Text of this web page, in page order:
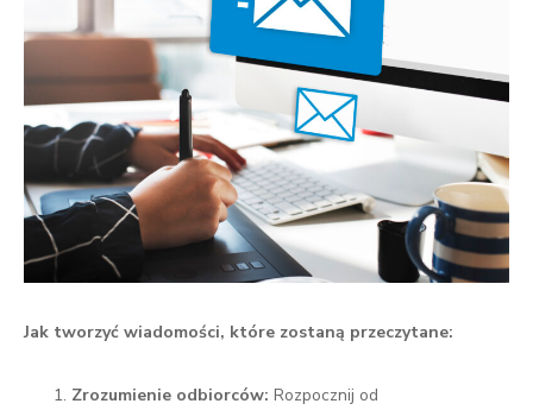
Jak tworzyć wiadomości, które zostaną przeczytane:
Zrozumienie odbiorców: Rozpocznij od